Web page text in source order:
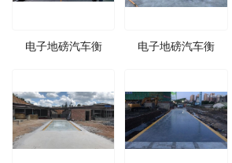
电子地磅汽车衡 电子地磅汽车衡